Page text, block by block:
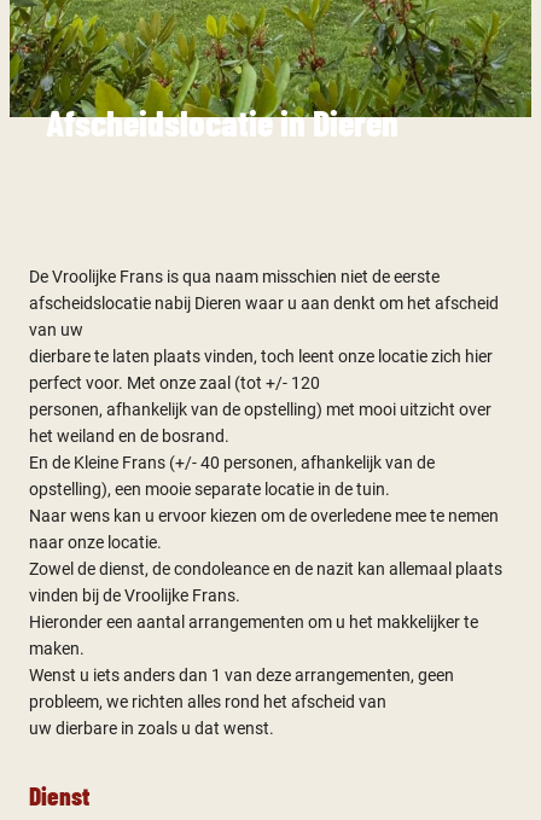
Afscheidslocatie in Dieren
De Vroolijke Frans is qua naam misschien niet de eerste
afscheidslocatie nabij Dieren waar u aan denkt om het afscheid
van uw
dierbare te laten plaats vinden, toch leent onze locatie zich hier
perfect voor. Met onze zaal (tot +/- 120
personen, afhankelijk van de opstelling) met mooi uitzicht over
het weiland en de bosrand.
En de Kleine Frans (+/- 40 personen, afhankelijk van de
opstelling), een mooie separate locatie in de tuin.
Naar wens kan u ervoor kiezen om de overledene mee te nemen
naar onze locatie.
Zowel de dienst, de condoleance en de nazit kan allemaal plaats
vinden bij de Vroolijke Frans.
Hieronder een aantal arrangementen om u het makkelijker te
maken.
Wenst u iets anders dan 1 van deze arrangementen, geen
probleem, we richten alles rond het afscheid van
uw dierbare in zoals u dat wenst.
Dienst